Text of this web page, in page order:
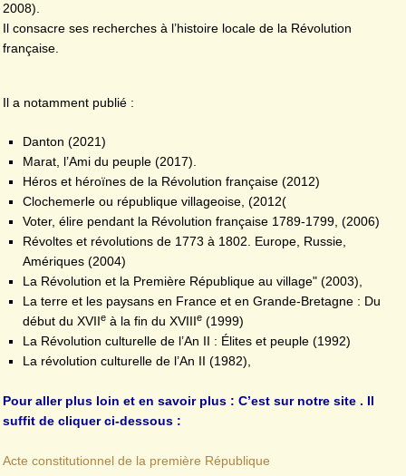
2008).
Il consacre ses recherches à l’histoire locale de la Révolution
française.
Il a notamment publié :
Danton (2021)
Marat, l’Ami du peuple (2017).
Héros et héroïnes de la Révolution française (2012)
Clochemerle ou république villageoise, (2012(
Voter, élire pendant la Révolution française 1789-1799, (2006)
Révoltes et révolutions de 1773 à 1802. Europe, Russie,
Amériques (2004)
La Révolution et la Première République au village" (2003),
La terre et les paysans en France et en Grande-Bretagne : Du
début du XVIIeà la fin du XVIIIe(1999)
La Révolution culturelle de l’An II : Élites et peuple (1992)
La révolution culturelle de l’An II (1982),
Pour aller plus loin et en savoir plus : C’est sur notre site . Il
suffit de cliquer ci-dessous :
Acte constitutionnel de la première République